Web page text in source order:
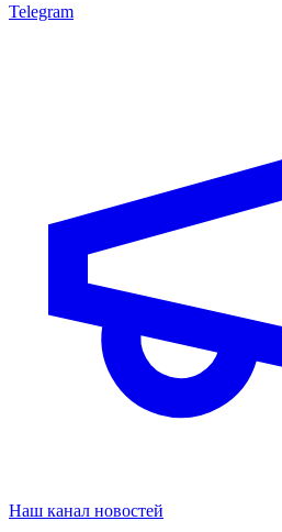
Telegram
Наш канал новостей